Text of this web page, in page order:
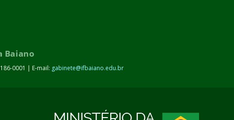
Baiano
0001 | E-mail: gabinete@ifbaiano.edu.br